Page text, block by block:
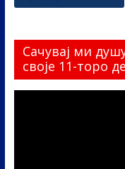
Сачувај ми
своје 11-торо